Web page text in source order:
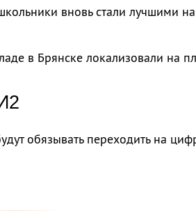
вновь стали лучшими
в Брянске локализовали на
обязывать переходить на